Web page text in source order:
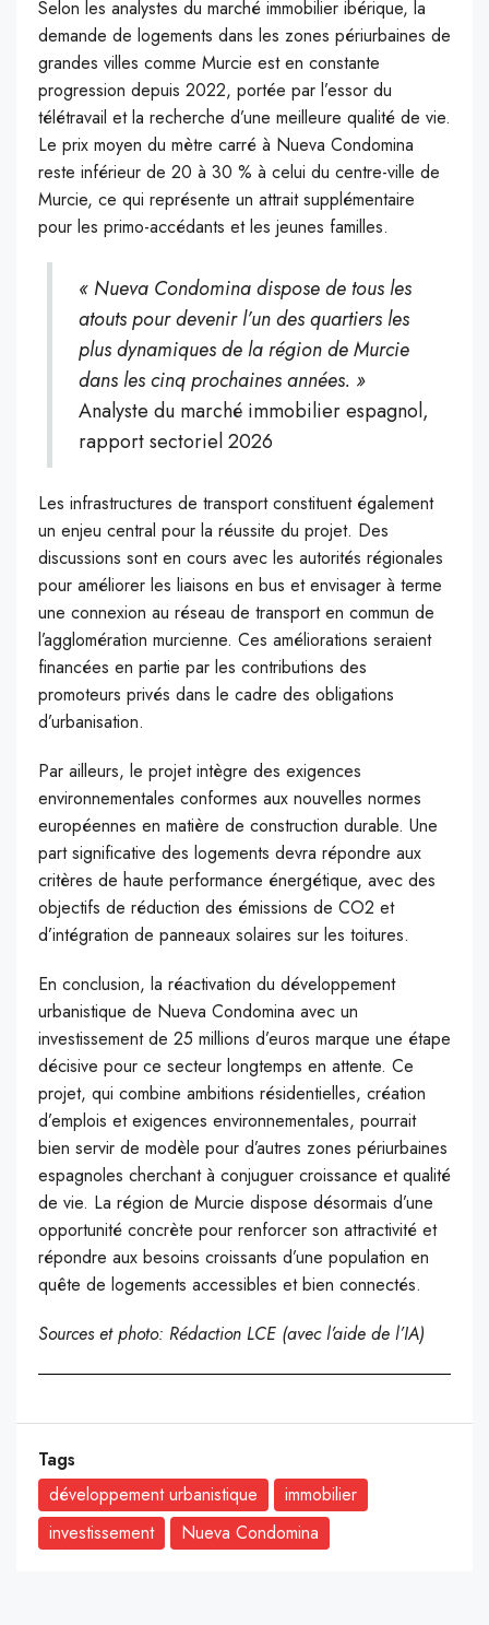
Selon les analystes du marché immobilier ibérique, la
demande de logements dans les zones périurbaines de
grandes villes comme Murcie est en constante
progression depuis 2022, portée par l’essor du
télétravail et la recherche d’une meilleure qualité de vie.
Le prix moyen du mètre carré à Nueva Condomina
reste inférieur de 20 à 30 % à celui du centre-ville de
Murcie, ce qui représente un attrait supplémentaire
pour les primo-accédants et les jeunes familles.
« Nueva Condomina dispose de tous les
atouts pour devenir l’un des quartiers les
plus dynamiques de la région de Murcie
dans les cinq prochaines années. »
Analyste du marché immobilier espagnol,
rapport sectoriel 2026
Les infrastructures de transport constituent également
un enjeu central pour la réussite du projet. Des
discussions sont en cours avec les autorités régionales
pour améliorer les liaisons en bus et envisager à terme
une connexion au réseau de transport en commun de
l’agglomération murcienne. Ces améliorations seraient
financées en partie par les contributions des
promoteurs privés dans le cadre des obligations
d’urbanisation.
Par ailleurs, le projet intègre des exigences
environnementales conformes aux nouvelles normes
européennes en matière de construction durable. Une
part significative des logements devra répondre aux
critères de haute performance énergétique, avec des
objectifs de réduction des émissions de CO2 et
d’intégration de panneaux solaires sur les toitures.
En conclusion, la réactivation du développement
urbanistique de Nueva Condomina avec un
investissement de 25 millions d’euros marque une étape
décisive pour ce secteur longtemps en attente. Ce
projet, qui combine ambitions résidentielles, création
d’emplois et exigences environnementales, pourrait
bien servir de modèle pour d’autres zones périurbaines
espagnoles cherchant à conjuguer croissance et qualité
de vie. La région de Murcie dispose désormais d’une
opportunité concrète pour renforcer son attractivité et
répondre aux besoins croissants d’une population en
quête de logements accessibles et bien connectés.
Sources et photo: Rédaction LCE (avec l’aide de l’IA)
Tags
développement urbanistique
immobilier
investissement
Nueva Condomina